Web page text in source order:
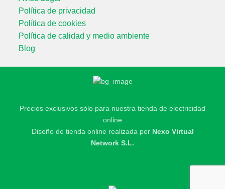
Política de privacidad
Política de cookies
Política de calidad y medio ambiente
Blog
Precios exclusivos sólo para nuestra tienda de electricidad
online
Diseño de tienda online realizada por Nexo Virtual
Network S.L.